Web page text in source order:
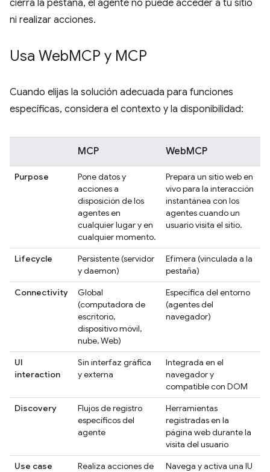
cierra la pestaña, el agente no puede acceder a tu sitio
ni realizar acciones.
Usa WebMCP y MCP
Cuando elijas la solución adecuada para funciones
específicas, considera el contexto y la disponibilidad:
MCP WebMCP
Purpose
Pone datos y
acciones a
disposición de los
agentes en
cualquier lugar y en
cualquier momento.
Prepara un sitio web en
vivo para la interacción
instantánea con los
agentes cuando un
usuario visita el sitio.
Lifecycle
Persistente (servidor
y daemon)
Efímera (vinculada a la
pestaña)
Connectivity
Global
(computadora de
escritorio,
dispositivo móvil,
nube, Web)
Específica del entorno
(agentes del
navegador)
UI
interaction
Sin interfaz gráfica
y externa
Integrada en el
navegador y
compatible con DOM
Discovery
Flujos de registro
específicos del
agente
Herramientas
registradas en la
página web durante la
visita del usuario
Use case
Realiza acciones de
Navega y activa una IU